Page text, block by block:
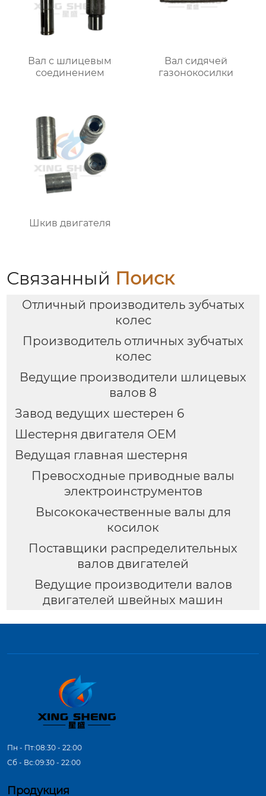
Вал с шлицевым
соединением
Вал сидячей
газонокосилки
Шкив двигателя
Связанный Поиск
Отличный производитель зубчатых
колес
Производитель отличных зубчатых
колес
Ведущие производители шлицевых
валов 8
Завод ведущих шестерен 6
Шестерня двигателя OEM
Ведущая главная шестерня
Превосходные приводные валы
электроинструментов
Высококачественные валы для
косилок
Поставщики распределительных
валов двигателей
Ведущие производители валов
двигателей швейных машин
Пн - Пт:08:30 - 22:00
Сб - Вс:09:30 - 22:00
Продукция